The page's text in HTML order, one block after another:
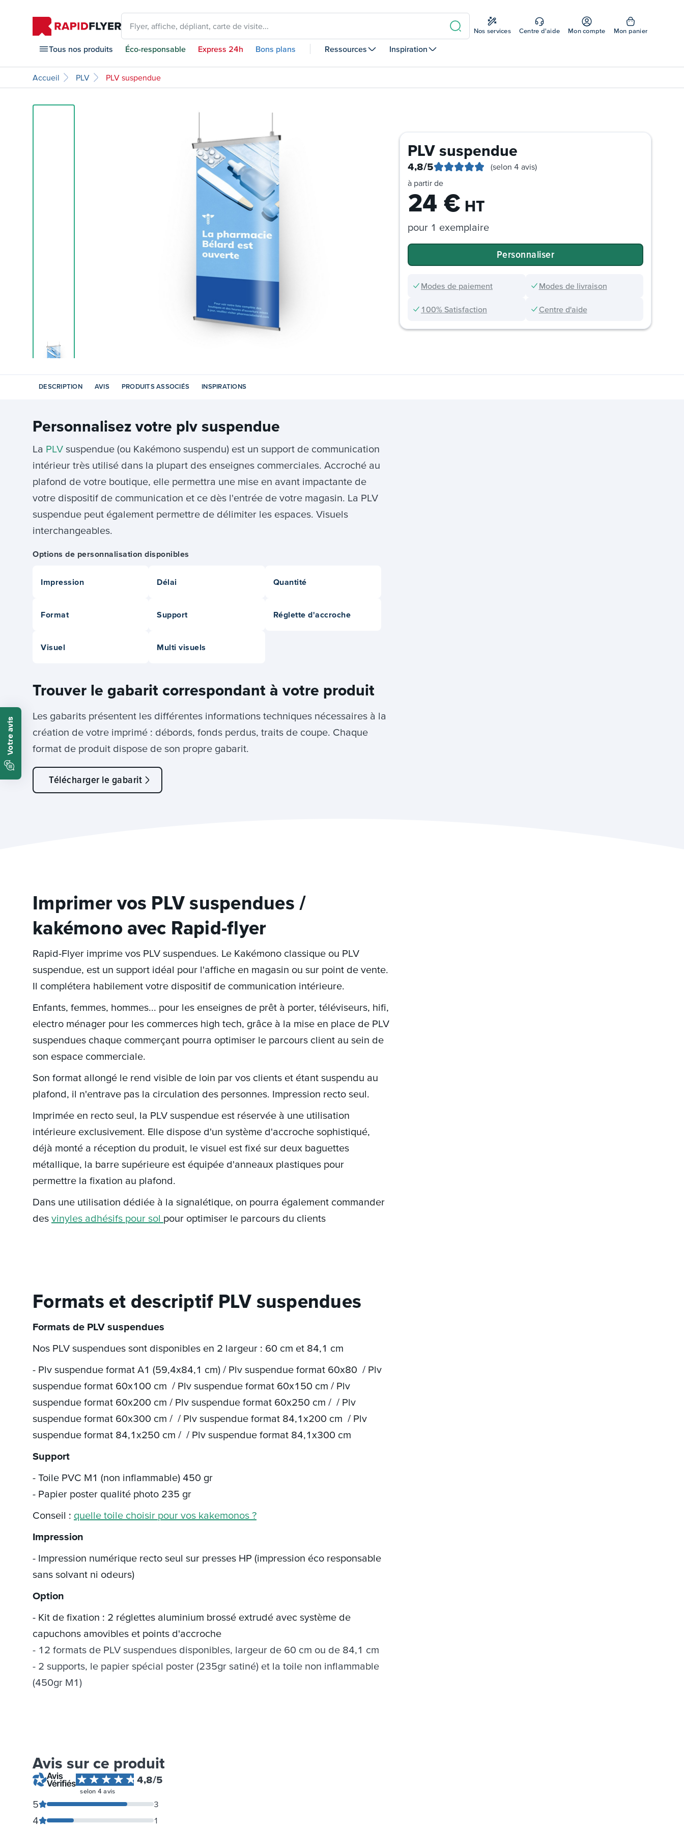
Flyer, affiche, dépliant, carte de visite...
Nos services Centre d'aide Mon compte Mon panier
Tous nos produits Éco-responsable Express 24h Bons plans Ressources Inspiration
Accueil PLV PLV suspendue
DESCRIPTION AVIS PRODUITS ASSOCIÉS INSPIRATIONS
PLV suspendue
4,8/5
(selon 4 avis)
à partir de
24 € HT
pour 1 exemplaire
Personnaliser
Modes de paiement Modes de livraison
100% Satisfaction Centre d'aide
Personnalisez votre plv suspendue
La PLV suspendue (ou Kakémono suspendu) est un support de communication
intérieur très utilisé dans la plupart des enseignes commerciales. Accroché au
plafond de votre boutique, elle permettra une mise en avant impactante de
votre dispositif de communication et ce dès l'entrée de votre magasin. La PLV
suspendue peut également permettre de délimiter les espaces. Visuels
interchangeables.
Options de personnalisation disponibles
Impression Délai Quantité
Format Support Réglette d'accroche
Visuel Multi visuels
Trouver le gabarit correspondant à votre produit
Les gabarits présentent les différentes informations techniques nécessaires à la
création de votre imprimé : débords, fonds perdus, traits de coupe. Chaque
format de produit dispose de son propre gabarit.
Télécharger le gabarit
Imprimer vos PLV suspendues /
kakémono avec Rapid-flyer
Rapid-Flyer imprime vos PLV suspendues. Le Kakémono classique ou PLV
suspendue, est un support idéal pour l'affiche en magasin ou sur point de vente.
Il complétera habilement votre dispositif de communication intérieure.
Enfants, femmes, hommes... pour les enseignes de prêt à porter, téléviseurs, hifi,
electro ménager pour les commerces high tech, grâce à la mise en place de PLV
suspendues chaque commerçant pourra optimiser le parcours client au sein de
son espace commerciale.
Son format allongé le rend visible de loin par vos clients et étant suspendu au
plafond, il n'entrave pas la circulation des personnes. Impression recto seul.
Imprimée en recto seul, la PLV suspendue est réservée à une utilisation
intérieure exclusivement. Elle dispose d'un système d'accroche sophistiqué,
déjà monté a réception du produit, le visuel est fixé sur deux baguettes
métallique, la barre supérieure est équipée d'anneaux plastiques pour
permettre la fixation au plafond.
Dans une utilisation dédiée à la signalétique, on pourra également commander
des vinyles adhésifs pour sol pour optimiser le parcours du clients
Formats et descriptif PLV suspendues
Formats de PLV suspendues
Nos PLV suspendues sont disponibles en 2 largeur : 60 cm et 84,1 cm
- Plv suspendue format A1 (59,4x84,1 cm) / Plv suspendue format 60x80 / Plv
suspendue format 60x100 cm / Plv suspendue format 60x150 cm / Plv
suspendue format 60x200 cm / Plv suspendue format 60x250 cm / / Plv
suspendue format 60x300 cm / / Plv suspendue format 84,1x200 cm / Plv
suspendue format 84,1x250 cm / / Plv suspendue format 84,1x300 cm
Support
- Toile PVC M1 (non inflammable) 450 gr
- Papier poster qualité photo 235 gr
Conseil : quelle toile choisir pour vos kakemonos ?
Impression
- Impression numérique recto seul sur presses HP (impression éco responsable
sans solvant ni odeurs)
Option
- Kit de fixation : 2 réglettes aluminium brossé extrudé avec système de
capuchons amovibles et points d'accroche
12 formats de PLV suspendues disponibles, largeur de 60 cm ou de 84,1 cm
2 supports, le papier spécial poster (235gr satiné) et la toile non inflammable
(450gr M1)
Avis sur ce produit
4,8/5
selon 4 avis
4 1
5 3